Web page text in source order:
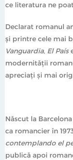
ce literatura ne
Declarat romanul
și printre cele mai
Vanguardia, El País
modernității
apreciați și mai
Născut la
ca romancier în
contemplando el
publică apoi